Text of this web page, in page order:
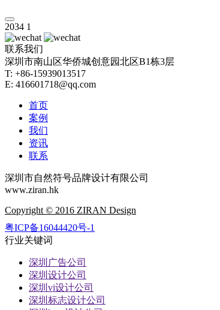
2034 1
联系我们
深圳市南山区华侨城创意园北区B1栋3层
T: +86-15939013517
E: 416601718@qq.com
首页
案例
我们
资讯
联系
深圳市自然符号品牌设计有限公司
www.ziran.hk
Copyright © 2016 ZIRAN Design
粤ICP备16044420号-1
行业关键词
深圳广告公司
深圳设计公司
深圳vi设计公司
深圳标志设计公司